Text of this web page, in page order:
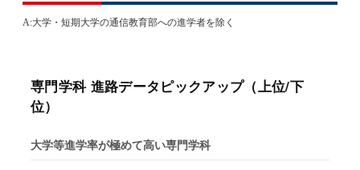
A:大学・短期大学の通信教育部への進学者を除く
専門学科 進路データピックアップ（上位/下
位）
大学等進学率が極めて高い専門学科